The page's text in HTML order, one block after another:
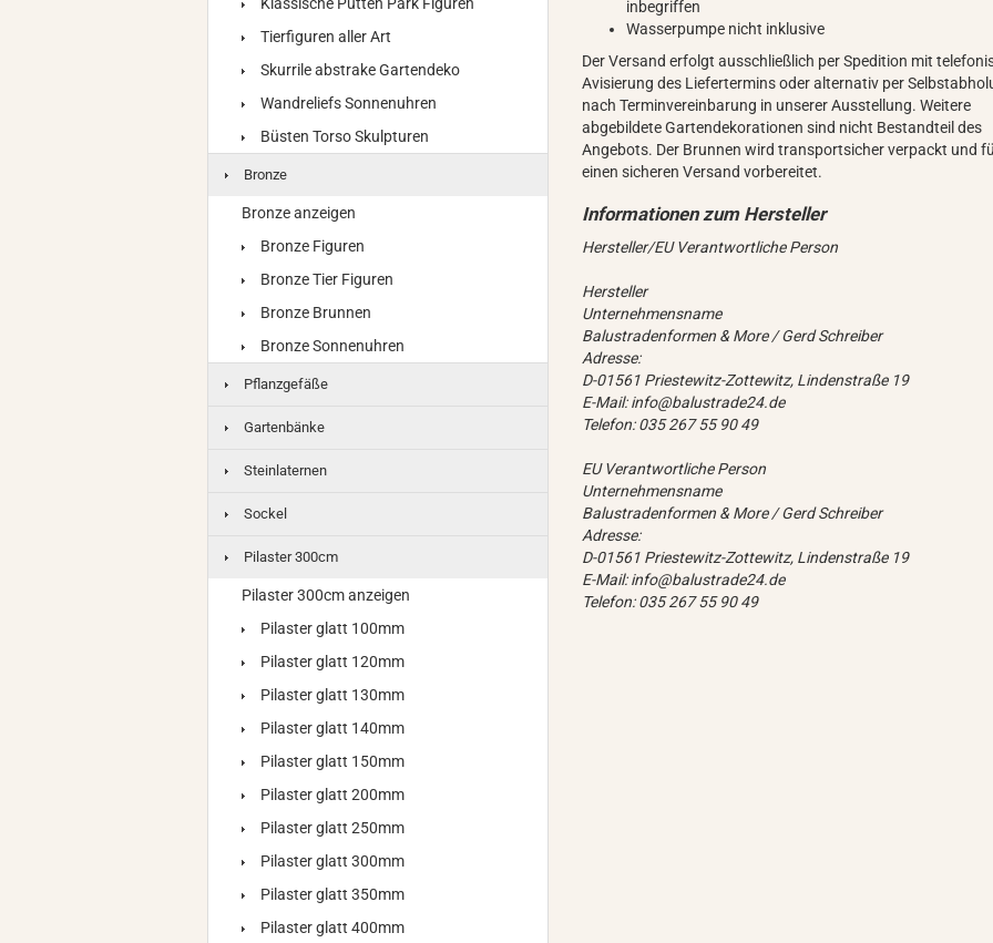
inbegriffen
Wasserpumpe nicht inklusive
Der Versand erfolgt ausschließlich per Spedition mit
Avisierung des Liefertermins oder alternativ per
nach Terminvereinbarung in unserer Ausstellung. Weitere
abgebildete Gartendekorationen sind nicht Bestandteil des
Angebots. Der Brunnen wird transportsicher verpackt und
einen sicheren Versand vorbereitet.
Hersteller/EU Verantwortliche Person
Hersteller
Unternehmensname
Balustradenformen & More / Gerd Schreiber
Adresse:
D-01561 Priestewitz-Zottewitz, Lindenstraße 19
E-Mail: info@balustrade24.de
Telefon: 035 267 55 90 49
EU Verantwortliche Person
Unternehmensname
Balustradenformen & More / Gerd Schreiber
Adresse:
D-01561 Priestewitz-Zottewitz, Lindenstraße 19
E-Mail: info@balustrade24.de
Telefon: 035 267 55 90 49
Tierfiguren aller Art
Skurrile abstrake Gartendeko
Wandreliefs Sonnenuhren
Büsten Torso Skulpturen
Bronze
Bronze anzeigen
Bronze Figuren
Bronze Tier Figuren
Bronze Brunnen
Bronze Sonnenuhren
Pflanzgefäße
Gartenbänke
Steinlaternen
Sockel
Pilaster 300cm
Pilaster 300cm anzeigen
Pilaster glatt 100mm
Pilaster glatt 120mm
Pilaster glatt 130mm
Pilaster glatt 140mm
Pilaster glatt 150mm
Pilaster glatt 200mm
Pilaster glatt 250mm
Pilaster glatt 300mm
Pilaster glatt 350mm
Pilaster glatt 400mm